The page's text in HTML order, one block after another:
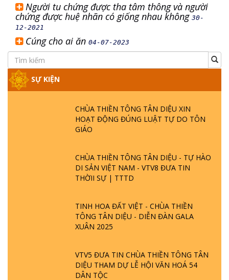
Người tu chứng được tha tâm thông và người
chứng được huệ nhãn có giống nhau không30-
12-2021
Cúng cho ai ăn 04-07-2023
SỰ KIỆN
CHÙA THIỀN TÔNG TÂN DIỆU XIN
HOẠT ĐỘNG ĐÚNG LUẬT TỰ DO TÔN
GIÁO
CHÙA THIỀN TÔNG TÂN DIỆU - TỰ HÀO
DI SẢN VIỆT NAM - VTV8 ĐƯA TIN
THỜII SỰ | TTTD
TINH HOA ĐẤT VIỆT - CHÙA THIỀN
TÔNG TÂN DIỆU - DIỄN ĐÀN GALA
XUÂN 2025
VTV5 ĐƯA TIN CHÙA THIỀN TÔNG TÂN
DIỆU THAM DỰ LỄ HỘI VĂN HOÁ 54
DÂN TỘC